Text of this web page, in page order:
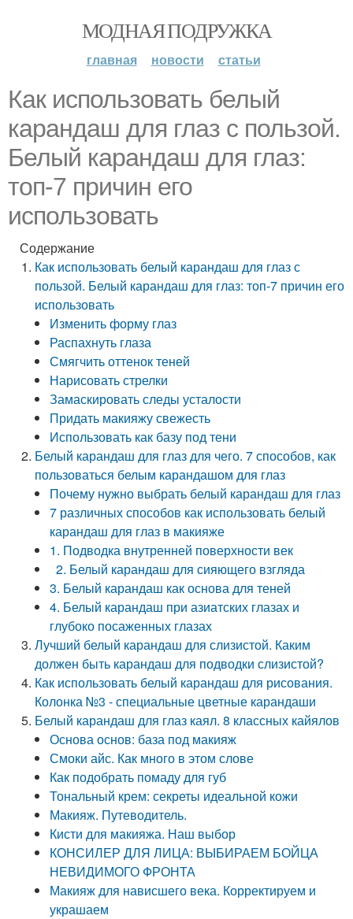
МОДНАЯ ПОДРУЖКА
главная новости статьи
Как использовать белый
карандаш для глаз с пользой.
Белый карандаш для глаз:
топ-7 причин его
использовать
Содержание
Как использовать белый карандаш для глаз с
пользой. Белый карандаш для глаз: топ-7 причин его
использовать
Изменить форму глаз
Распахнуть глаза
Смягчить оттенок теней
Нарисовать стрелки
Замаскировать следы усталости
Придать макияжу свежесть
Использовать как базу под тени
Белый карандаш для глаз для чего. 7 способов, как
пользоваться белым карандашом для глаз
Почему нужно выбрать белый карандаш для глаз
7 различных способов как использовать белый
карандаш для глаз в макияже
1. Подводка внутренней поверхности век
2. Белый карандаш для сияющего взгляда
3. Белый карандаш как основа для теней
4. Белый карандаш при азиатских глазах и
глубоко посаженных глазах
Лучший белый карандаш для слизистой. Каким
должен быть карандаш для подводки слизистой?
Как использовать белый карандаш для рисования.
Колонка №3 - специальные цветные карандаши
Белый карандаш для глаз каял. 8 классных кайялов
Основа основ: база под макияж
Смоки айс. Как много в этом слове
Как подобрать помаду для губ
Тональный крем: секреты идеальной кожи
Макияж. Путеводитель.
Кисти для макияжа. Наш выбор
КОНСИЛЕР ДЛЯ ЛИЦА: ВЫБИРАЕМ БОЙЦА
НЕВИДИМОГО ФРОНТА
Макияж для нависшего века. Корректируем и
украшаем